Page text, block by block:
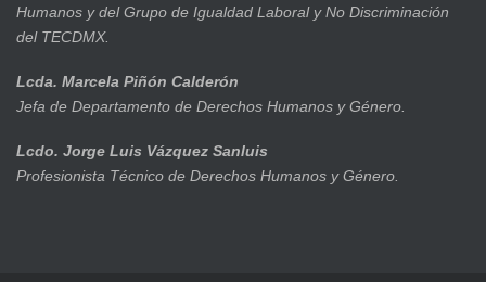
Humanos y del Grupo de Igualdad Laboral y No Discriminación
del TECDMX.
Lcda. Marcela Piñón Calderón
Jefa de Departamento de Derechos Humanos y Género.
Lcdo. Jorge Luis Vázquez Sanluis
Profesionista Técnico de Derechos Humanos y Género.